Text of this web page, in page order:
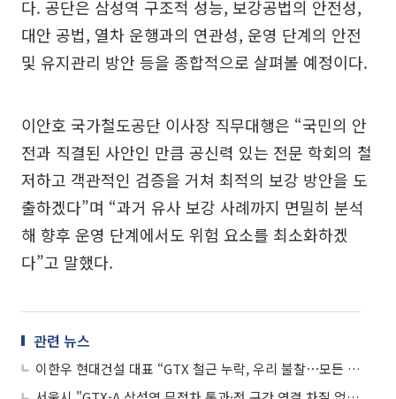
다. 공단은 삼성역 구조적 성능, 보강공법의 안전성,
대안 공법, 열차 운행과의 연관성, 운영 단계의 안전
및 유지관리 방안 등을 종합적으로 살펴볼 예정이다.
이안호 국가철도공단 이사장 직무대행은 “국민의 안
전과 직결된 사안인 만큼 공신력 있는 전문 학회의 철
저하고 객관적인 검증을 거쳐 최적의 보강 방안을 도
출하겠다”며 “과거 유사 보강 사례까지 면밀히 분석
해 향후 운영 단계에서도 위험 요소를 최소화하겠
다”고 말했다.
관련 뉴스
이한우 현대건설 대표 “GTX 철근 누락, 우리 불찰⋯모든 책임 통감”